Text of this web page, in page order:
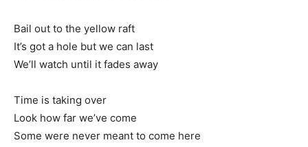
Bail out to the yellow raft
It’s got a hole but we can last
We’ll watch until it fades away
Time is taking over
Look how far we’ve come
Some were never meant to come here